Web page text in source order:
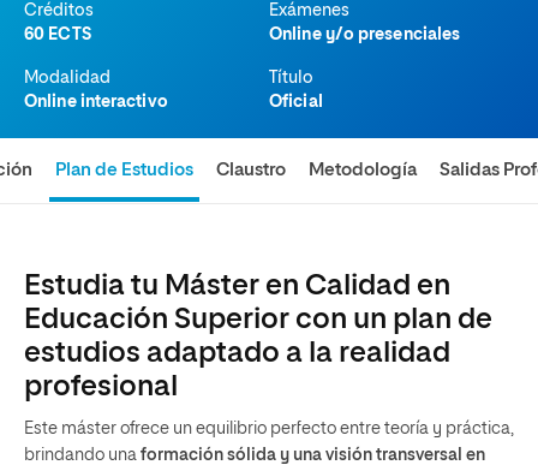
Créditos
60 ECTS
Exámenes
Online y/o presenciales
Modalidad
Online interactivo
Título
Oficial
Plan de Estudios Claustro Metodología Salidas
Estudia tu Máster en Calidad en
Educación Superior con un plan de
estudios adaptado a la realidad
profesional
Este máster ofrece un equilibrio perfecto entre teoría y práctica,
brindando una formación sólida y una visión transversal en